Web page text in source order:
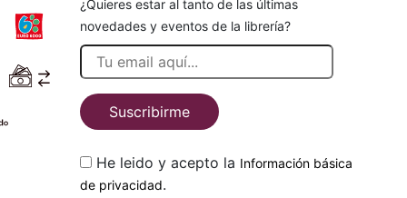
¿Quieres estar al tanto de las últimas
novedades y eventos de la librería?
Suscribirme
He leido y acepto la Información básica
de privacidad.